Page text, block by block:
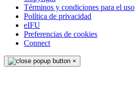
Términos y condiciones para el uso
Política de privacidad
eIFU
Preferencias de cookies
Connect
×